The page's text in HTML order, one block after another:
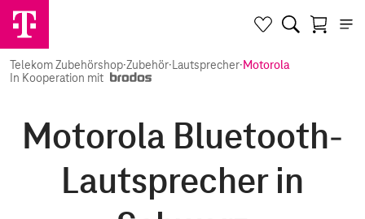
Telekom Zubehörshop·Zubehör·Lautsprecher·Motorola
In Kooperation mit
Motorola Bluetooth-
Lautsprecher in